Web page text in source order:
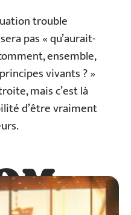
trouble
pas « qu’aurait-
ensemble,
vivants ? »
mais c’est là
d’être vraiment